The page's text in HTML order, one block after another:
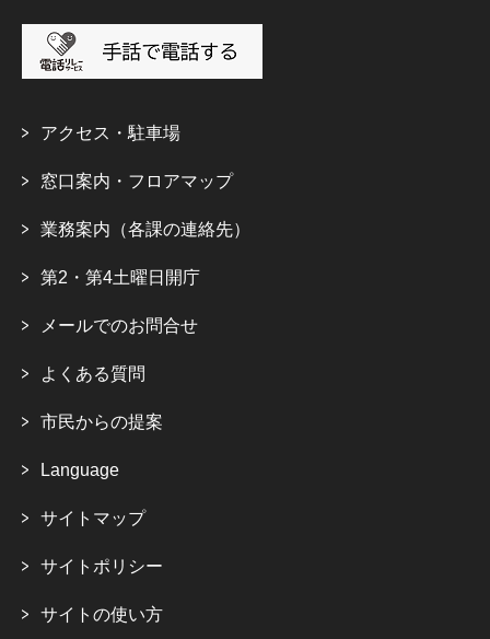
アクセス・駐車場
窓口案内・フロアマップ
業務案内（各課の連絡先）
第2・第4土曜日開庁
メールでのお問合せ
よくある質問
市民からの提案
Language
サイトマップ
サイトポリシー
サイトの使い方